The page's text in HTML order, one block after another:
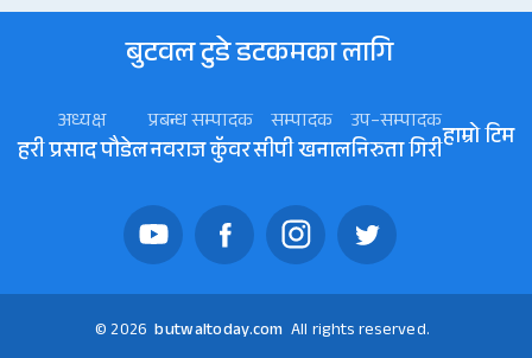
बुटवल टुडे डटकमका लागि
अध्यक्ष
हरी प्रसाद पौडेल
प्रबन्ध सम्पादक
नवराज कॅुवर
सम्पादक
सीपी खनाल
उप–सम्पादक
निरुता गिरीहाम्रो टिम
© 2026 butwaltoday.com All rights reserved.